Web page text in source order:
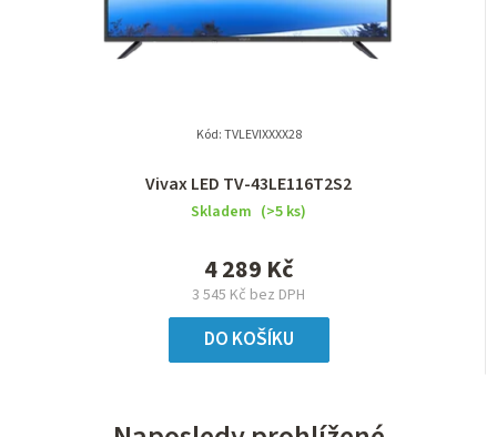
Vivax LED TV-43LE116T2S2
Skladem (>5 ks)
3 545 Kč bez DPH
4 289 Kč
DO KOŠÍKU
Kód:TVLEVIXXXX28